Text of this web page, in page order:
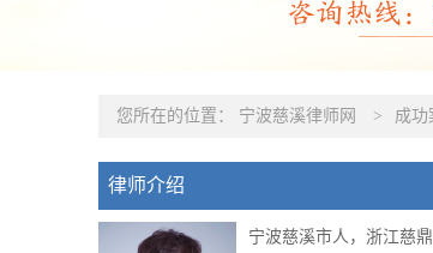
您所在的位置： 宁波慈溪律师网 > 成功
律师介绍
宁波慈溪市人，浙江慈